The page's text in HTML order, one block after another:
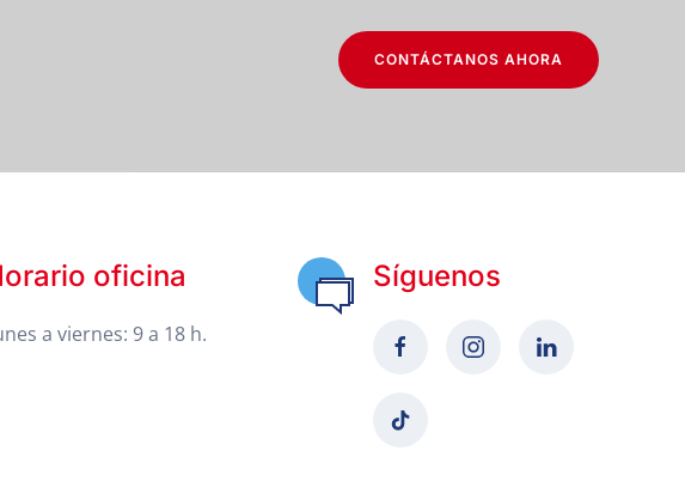
CONTÁCTANOS AHORA
oficina
a viernes: 9 a 18 h.
Síguenos